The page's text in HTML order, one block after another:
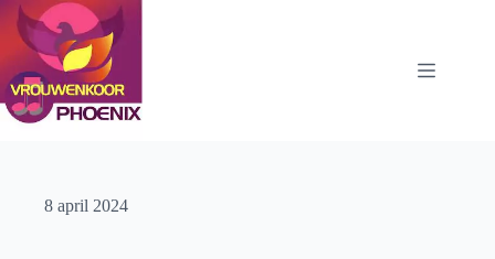
Ga
naar
inhoud
8 april 2024